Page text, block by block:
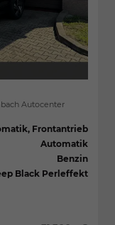
Autocenter
Frontantrieb
Automatik
Benzin
Black Perleffekt